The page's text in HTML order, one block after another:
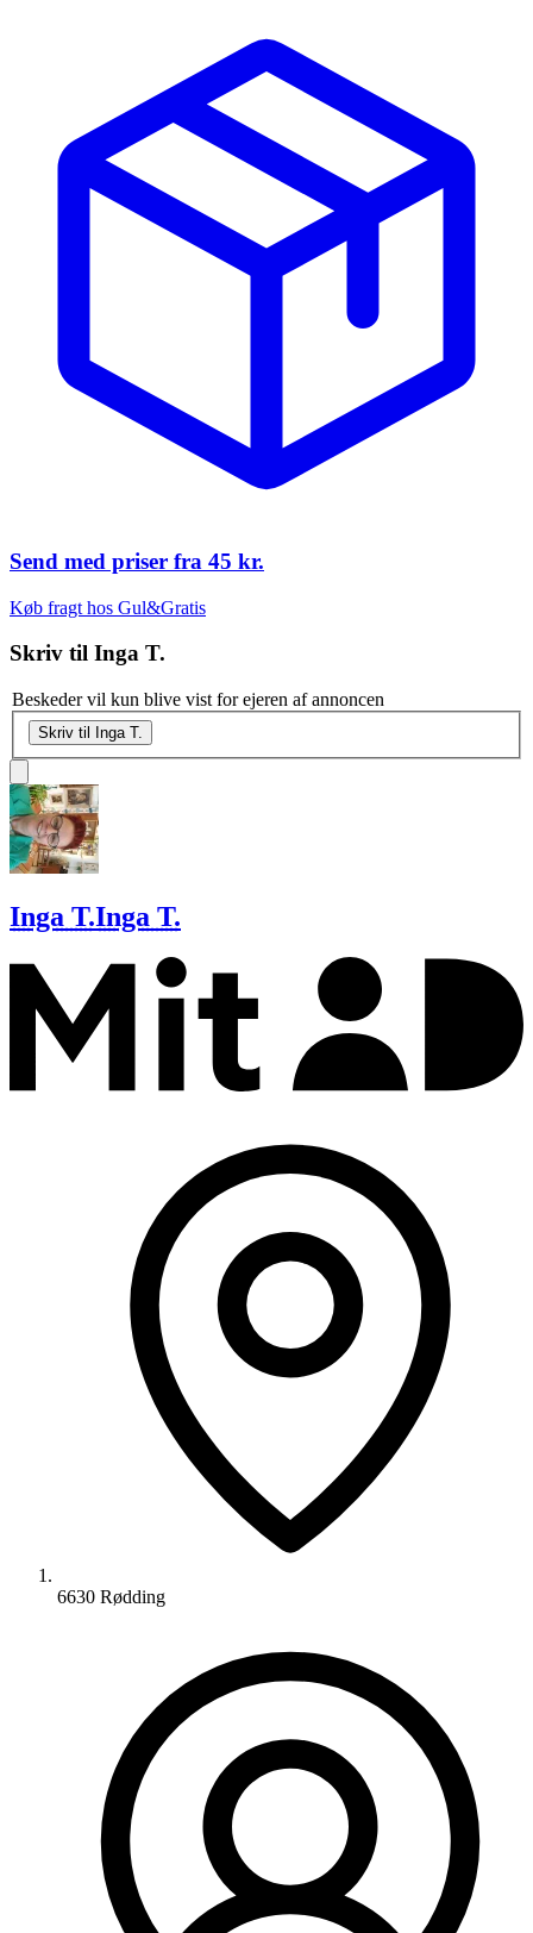
Send med priser fra 45 kr.
Køb fragt hos Gul&Gratis
Skriv til Inga T.
Beskeder vil kun blive vist for ejeren af annoncen
Skriv til Inga T.
Inga T.Inga T.
6630 Rødding